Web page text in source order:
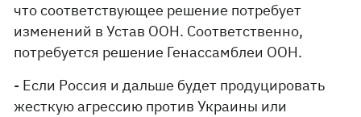
что соответствующее решение потребует
изменений в Устав ООН. Соответственно,
потребуется решение Генассамблеи ООН.
- Если Россия и дальше будет продуцировать
жесткую агрессию против Украины или